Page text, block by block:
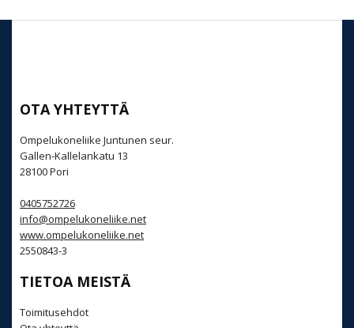
OTA YHTEYTTÄ
Ompelukoneliike Juntunen seur.
Gallen-Kallelankatu 13
28100 Pori
0405752726
info@ompelukoneliike.net
www.ompelukoneliike.net
2550843-3
TIETOA MEISTÄ
Toimitusehdot